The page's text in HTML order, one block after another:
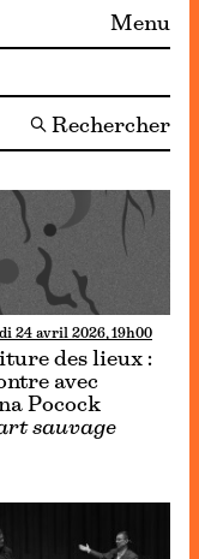
Menu
🔍 Rechercher
24 avril 2026, 19h00
des lieux :
avec
Pocock
sauvage